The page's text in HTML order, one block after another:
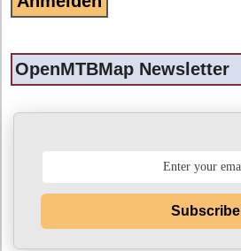
OpenMTBMap Newsletter
Subscribe